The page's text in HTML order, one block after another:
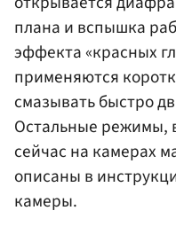
плана и вспышка
эффекта «красных
применяются
смазывать быстро
Остальные режимы,
сейчас на камерах
описаны в
камеры.